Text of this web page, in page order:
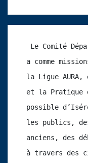
a comme
la Ligue
et la Pratique
possible
les publics,
anciens, des
à travers des